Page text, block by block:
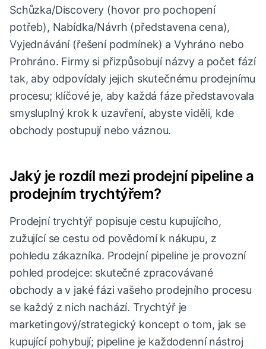
Schůzka/Discovery (hovor pro pochopení
potřeb), Nabídka/Návrh (představena cena),
Vyjednávání (řešení podmínek) a Vyhráno nebo
Prohráno. Firmy si přizpůsobují názvy a počet fází
tak, aby odpovídaly jejich skutečnému prodejnímu
procesu; klíčové je, aby každá fáze představovala
smysluplný krok k uzavření, abyste viděli, kde
obchody postupují nebo váznou.
Jaký je rozdíl mezi prodejní pipeline a
prodejním trychtýřem?
Prodejní trychtýř popisuje cestu kupujícího,
zužující se cestu od povědomí k nákupu, z
pohledu zákazníka. Prodejní pipeline je provozní
pohled prodejce: skutečné zpracovávané
obchody a v jaké fázi vašeho prodejního procesu
se každý z nich nachází. Trychtýř je
marketingový/strategický koncept o tom, jak se
kupující pohybují; pipeline je každodenní nástroj